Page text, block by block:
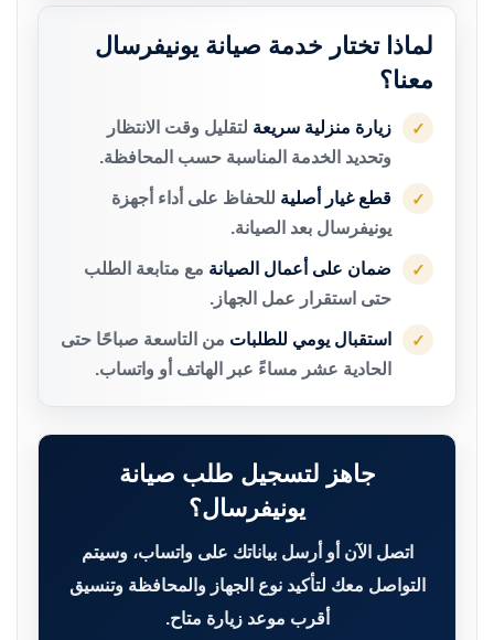
لماذا تختار خدمة صيانة يونيفرسال
معنا؟
✓ زيارة منزلية سريعة لتقليل وقت الانتظار
وتحديد الخدمة المناسبة حسب المحافظة.
✓ قطع غيار أصلية للحفاظ على أداء أجهزة
يونيفرسال بعد الصيانة.
✓ ضمان على أعمال الصيانة مع متابعة الطلب
حتى استقرار عمل الجهاز.
✓ استقبال يومي للطلبات من التاسعة صباحًا حتى
الحادية عشر مساءً عبر الهاتف أو واتساب.
جاهز لتسجيل طلب صيانة
يونيفرسال؟
اتصل الآن أو أرسل بياناتك على واتساب، وسيتم
التواصل معك لتأكيد نوع الجهاز والمحافظة وتنسيق
أقرب موعد زيارة متاح.